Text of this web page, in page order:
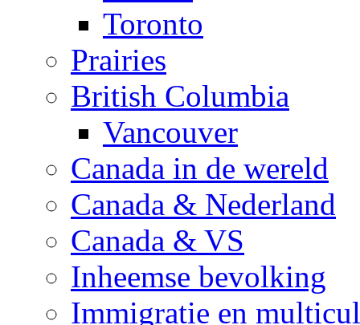
Toronto
Prairies
British Columbia
Vancouver
Canada in de wereld
Canada & Nederland
Canada & VS
Inheemse bevolking
Immigratie en